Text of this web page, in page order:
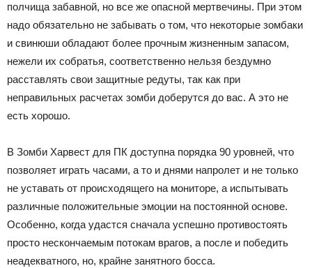
полчища забавной, но все же опасной мертвечины. При этом
надо обязательно не забывать о том, что некоторые зомбаки
и свинюши обладают более прочным жизненным запасом,
нежели их собратья, соответственно нельзя бездумно
расставлять свои защитные редуты, так как при
неправильных расчетах зомби доберутся до вас. А это не
есть хорошо.
В Зомби Харвест для ПК доступна порядка 90 уровней, что
позволяет играть часами, а то и днями напролет и не только
не уставать от происходящего на мониторе, а испытывать
различные положительные эмоции на постоянной основе.
Особенно, когда удастся сначала успешно противостоять
просто нескончаемым потокам врагов, а после и победить
неадекватного, но, крайне занятного босса.